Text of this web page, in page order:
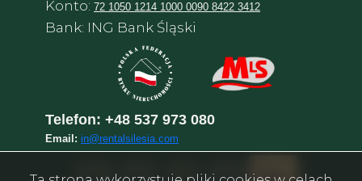
Konto: 72 1050 1214 1000 0090 8422 3412
Bank: ING Bank Śląski
Telefon: +48 537 973 080
Email: in@rentalsilesia.com